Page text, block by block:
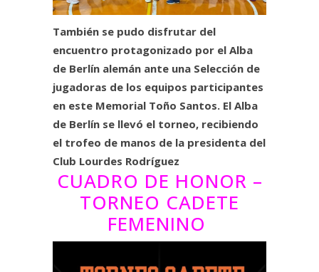
También se pudo disfrutar del
encuentro protagonizado por el Alba
de Berlín alemán ante una Selección de
jugadoras de los equipos participantes
en este Memorial Toño Santos. El Alba
de Berlín se llevó el torneo, recibiendo
el trofeo de manos de la presidenta del
Club Lourdes Rodríguez
CUADRO DE HONOR –
TORNEO CADETE
FEMENINO